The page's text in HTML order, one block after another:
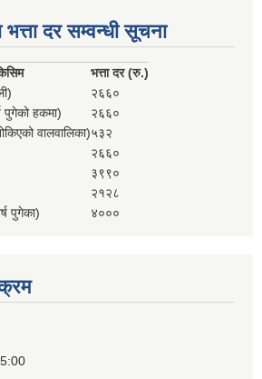
भत्ता दर सम्वन्धी सूचना
भत्ता दर (रु.)
२६६०
पुगेको हकमा)
२६६०
वालवालिका)५३२
२६६०
३९९०
२१२८
पुगेका) ४०००